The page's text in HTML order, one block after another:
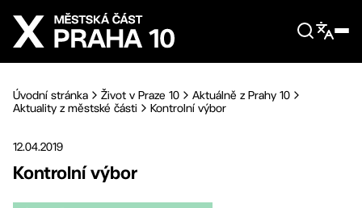
Přejít na hlavní obsah
Úvodní stránka Život v Praze 10
Aktuálně z Prahy 10
Aktuality z městské části
Kontrolní výbor
12.04.2019
Kontrolní výbor